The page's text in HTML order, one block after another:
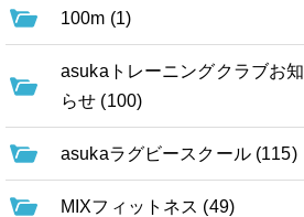
100m (1)
asukaトレーニングクラブお知
らせ (100)
asukaラグビースクール (115)
MIXフィットネス (49)